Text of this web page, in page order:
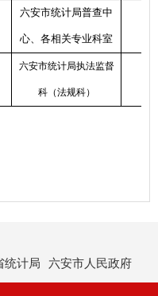
六安市统计局普查中
心、各相关专业科室
六安市统计局执法监督
科（法规科）
统计局 六安市人民政府